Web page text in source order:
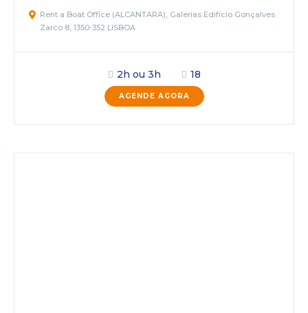
Rent a Boat Office (ALCANTARA), Galerias Edifício Gonçalves
Zarco 8, 1350-352 LISBOA
2h ou 3h 18
AGENDE AGORA